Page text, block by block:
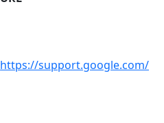
https://support.google.com/